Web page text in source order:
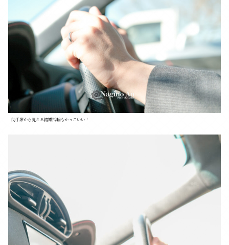
助手席から見える結婚指輪もかっこいい！